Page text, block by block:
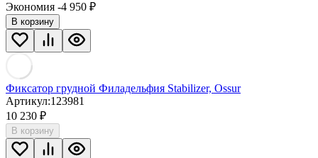
Экономия -4 950 ₽
В корзину
Фиксатор грудной Филадельфия Stabilizer, Ossur
Артикул:123981
10 230 ₽
В корзину